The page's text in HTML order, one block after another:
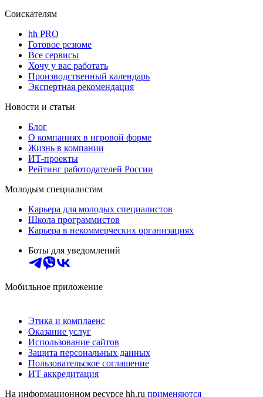
Соискателям
hh PRO
Готовое резюме
Все сервисы
Хочу у вас работать
Производственный календарь
Экспертная рекомендация
Новости и статьи
Блог
О компаниях в игровой форме
Жизнь в компании
ИТ-проекты
Рейтинг работодателей России
Молодым специалистам
Карьера для молодых специалистов
Школа программистов
Карьера в некоммерческих организациях
Боты для уведомлений
Мобильное приложение
Этика и комплаенс
Оказание услуг
Использование сайтов
Защита персональных данных
Пользовательское соглашение
ИТ аккредитация
На информационном ресурсе hh.ru применяются